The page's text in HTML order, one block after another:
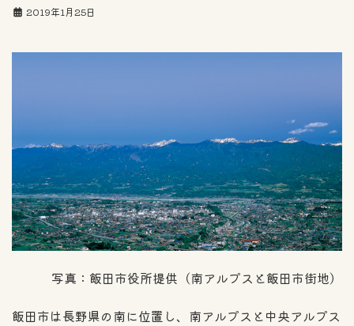
2019年1月25日
写真：飯田市役所提供（南アルプスと飯田市街地）
飯田市は長野県の南に位置し、南アルプスと中央アルプス